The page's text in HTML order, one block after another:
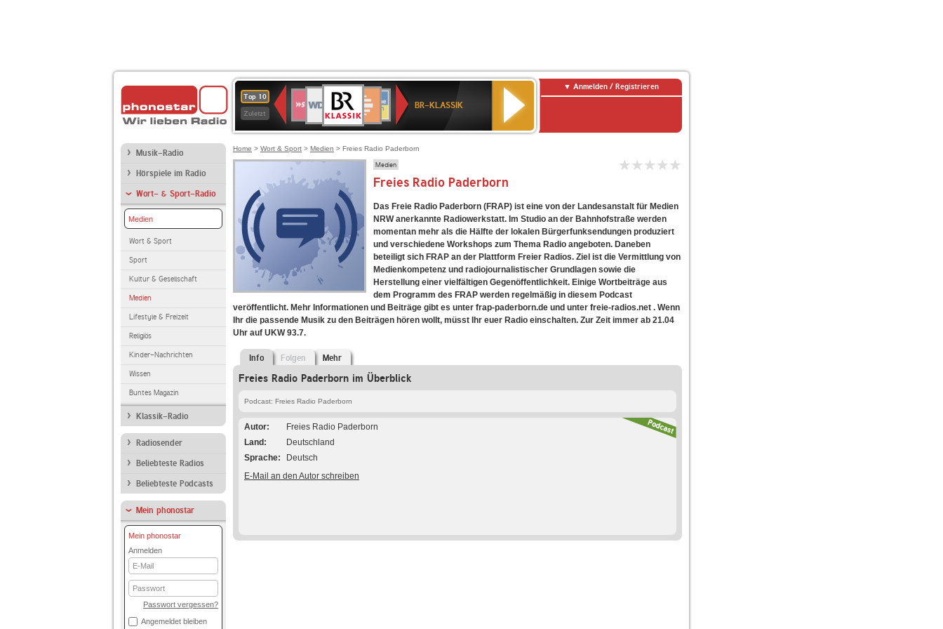
Top 10
Zuletzt
Deutschlandfunk
80er
90er
OLDIE
ANTENNE
4
BR-
KLASSIK
Deutschlandfunk
Kultur
ANTENNE
BAYERN
SWR
Kultur
NDR
2
BR-KLASSIK
Anmelden / Registrieren
Musik-Radio
Hörspiele im Radio
Wort- & Sport-Radio
Medien
Wort & Sport
Sport
Kultur & Gesellschaft
Medien
Lifestyle & Freizeit
Religiös
Kinder-Nachrichten
Wissen
Buntes Magazin
Klassik-Radio
Radiosender
Beliebteste Radios
Beliebteste Podcasts
Mein phonostar
Mein phonostar
Anmelden
E-
Mail
Passwort
Passwort vergessen?
Angemeldet bleiben
Home > Wort & Sport > Medien > Freies Radio Paderborn
Medien
Freies Radio Paderborn
Das Freie Radio Paderborn (FRAP) ist eine von der Landesanstalt für Medien
NRW anerkannte Radiowerkstatt. Im Studio an der Bahnhofstraße werden
momentan mehr als die Hälfte der lokalen Bürgerfunksendungen produziert
und verschiedene Workshops zum Thema Radio angeboten. Daneben
beteiligt sich FRAP an der Plattform Freier Radios. Ziel ist die Vermittlung von
Medienkompetenz und radiojournalistischer Grundlagen sowie die
Herstellung einer vielfältigen Gegenöffentlichkeit. Einige Wortbeiträge aus
dem Programm des FRAP werden regelmäßig in diesem Podcast
veröffentlicht. Mehr Informationen und Beiträge gibt es unter frap-paderborn.de und unter freie-radios.net . Wenn
Ihr die passende Musik zu den Beiträgen hören wollt, müsst Ihr euer Radio einschalten. Zur Zeit immer ab 21.04
Uhr auf UKW 93.7.
Info Folgen Mehr
Freies Radio Paderborn im Überblick
Podcast: Freies Radio Paderborn
Autor
Freies Radio Paderborn
Land
Deutschland
Sprache
Deutsch
E-Mail an den Autor schreiben